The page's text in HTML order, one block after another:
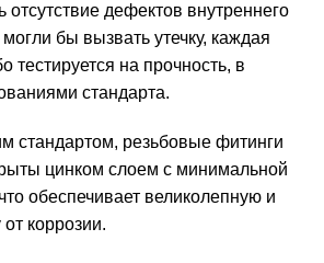
отсутствие дефектов внутреннего
бы вызвать утечку, каждая
тестируется на прочность, в
стандарта.
стандартом, резьбовые фитинги
цинком слоем с минимальной
обеспечивает великолепную и
коррозии.